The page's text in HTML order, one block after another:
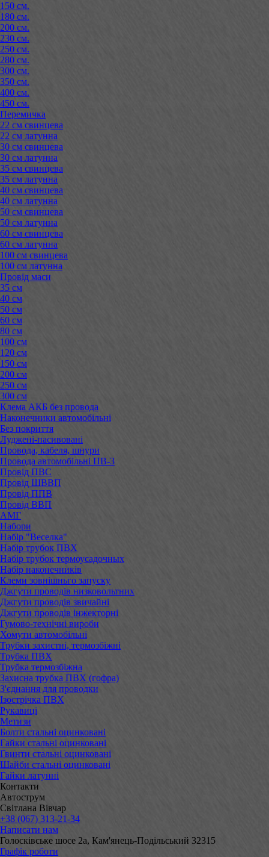
150 см.
180 см.
200 см.
230 см.
250 см.
280 см.
300 см.
350 см.
400 см.
450 см.
Перемичка
22 см свинцева
22 см латунна
30 см свинцева
30 см латунна
35 см свинцева
35 см латунна
40 см свинцева
40 см латунна
50 см свинцева
50 см латунна
60 см свинцева
60 см латунна
100 см свинцева
100 см латунна
Провід маси
35 см
40 см
50 см
60 см
80 см
100 см
120 см
150 см
200 см
250 см
300 см
Клема АКБ без провода
Наконечники автомобільні
Без покриття
Луджені-пасивовані
Провода, кабеля, шнури
Провода автомобільні ПВ-3
Провід ПВС
Провід ШВВП
Провід ППВ
Провід ВВП
АМГ
Набори
Набір "Веселка"
Набір трубок ПВХ
Набір трубок термоусадочных
Набір наконечників
Клеми зовнішньго запуску
Джгути проводів низковольтних
Джгути проводів звичайні
Джгути проводів інжекторні
Гумово-технічні вироби
Хомути автомобільні
Трубки захистні, термозбіжні
Трубка ПВХ
Трубка термозбіжна
Захисна трубка ПВХ (гофра)
З'єднання для проводки
Ізострічка ПВХ
Рукавиці
Метизи
Болти стальні оцинковані
Гайки стальні оцинковані
Гвинти стальні оцинковані
Шайби стальні оцинковані
Гайки латунні
Контакти
Автострум
Світлана Вівчар
+38 (067) 313-21-34
Написати нам
Голосківське шосе 2а, Кам'янець-Подільський 32315
Графік роботи